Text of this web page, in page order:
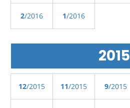
2/2016 1/2016
2015
12/2015 11/2015 9/2015